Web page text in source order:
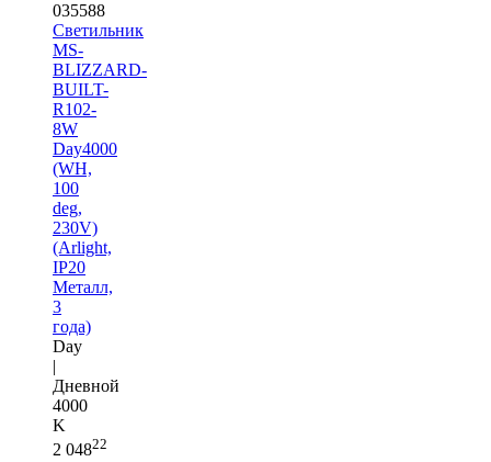
035588
Светильник
MS-
BLIZZARD-
BUILT-
R102-
8W
Day4000
(WH,
100
deg,
230V)
(Arlight,
IP20
Металл,
3
года)
Day
|
Дневной
4000
K
2 04822